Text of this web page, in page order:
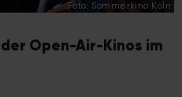
Foto: Sommerkino Köln
Open-Air-Kinos im